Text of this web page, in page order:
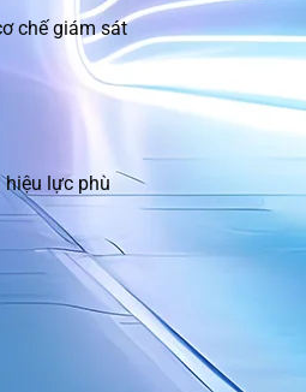
chế giám sát
lực phù